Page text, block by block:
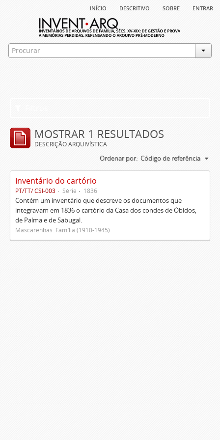
início descritivo sobre entrar
MOSTRAR 1 RESULTADOS
DESCRIÇÃO ARQUIVÍSTICA
Ordenar por: Código de referência
Inventário do cartório
PT/TT/ CSI-003 Série 1836
Contém um inventário que descreve os documentos que
integravam em 1836 o cartório da Casa dos condes de Óbidos,
de Palma e de Sabugal.
Mascarenhas. Família (1910-1945)